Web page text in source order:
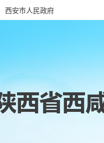
西安市人民政府